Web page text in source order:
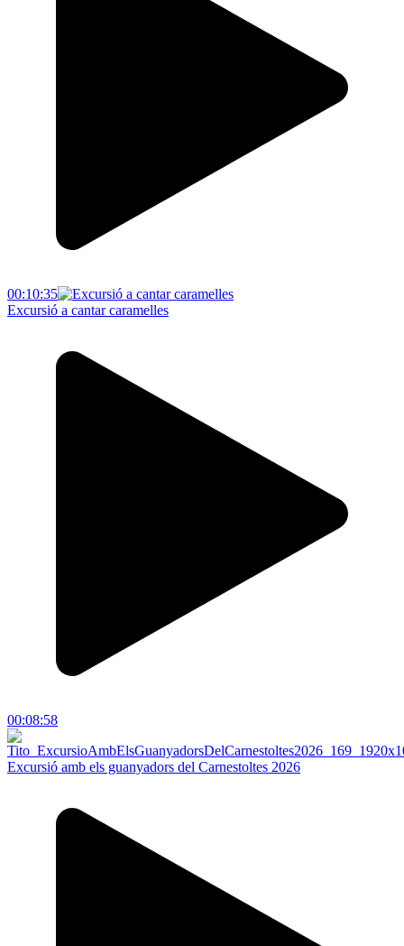
00:10:35
Excursió a cantar caramelles
00:08:58
Excursió amb els guanyadors del Carnestoltes 2026